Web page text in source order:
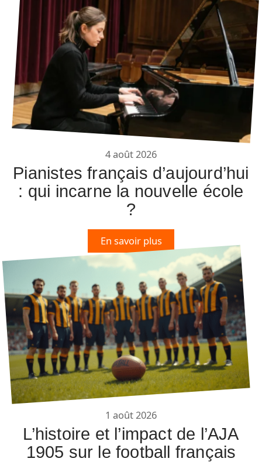
4 août 2026
Pianistes français d’aujourd’hui
: qui incarne la nouvelle école
?
En savoir plus
1 août 2026
L’histoire et l’impact de l’AJA
1905 sur le football français